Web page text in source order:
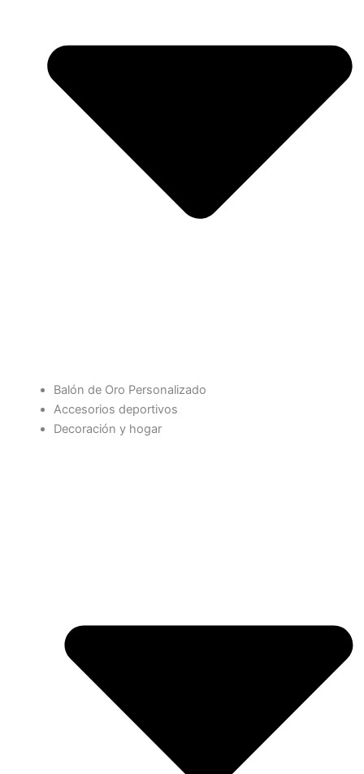
Balón de Oro Personalizado
Accesorios deportivos
Decoración y hogar